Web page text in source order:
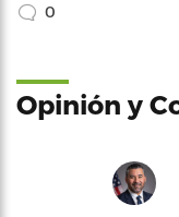
0
Opinión y